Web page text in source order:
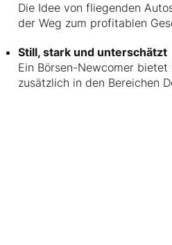
Die Idee von fliegenden
der Weg zum profitablen
Still, stark und unterschätzt
Ein Börsen-Newcomer
zusätzlich in den Bereichen